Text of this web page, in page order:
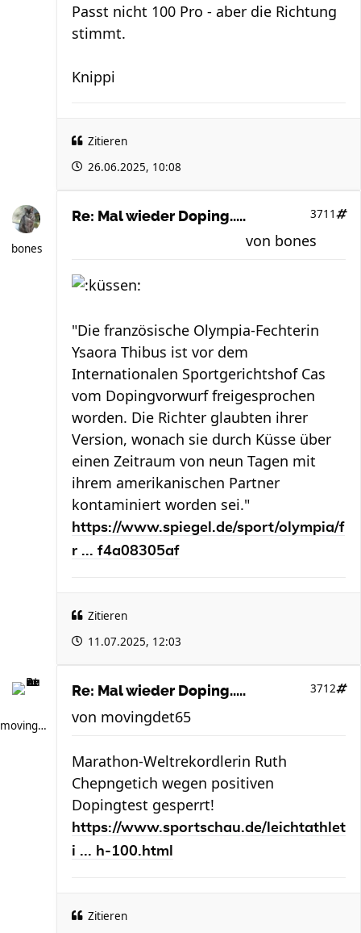
Passt nicht 100 Pro - aber die Richtung
stimmt.
Knippi
Zitieren
26.06.2025, 10:08
bones
Re: Mal wieder Doping..... 3711
von bones
"Die französische Olympia-Fechterin
Ysaora Thibus ist vor dem
Internationalen Sportgerichtshof Cas
vom Dopingvorwurf freigesprochen
worden. Die Richter glaubten ihrer
Version, wonach sie durch Küsse über
einen Zeitraum von neun Tagen mit
ihrem amerikanischen Partner
kontaminiert worden sei."
https://www.spiegel.de/sport/olympia/f
r ... f4a08305af
Zitieren
11.07.2025, 12:03
movingdet65
Re: Mal wieder Doping..... 3712
von movingdet65
Marathon-Weltrekordlerin Ruth
Chepngetich wegen positiven
Dopingtest gesperrt!
https://www.sportschau.de/leichtathlet
i ... h-100.html
Zitieren